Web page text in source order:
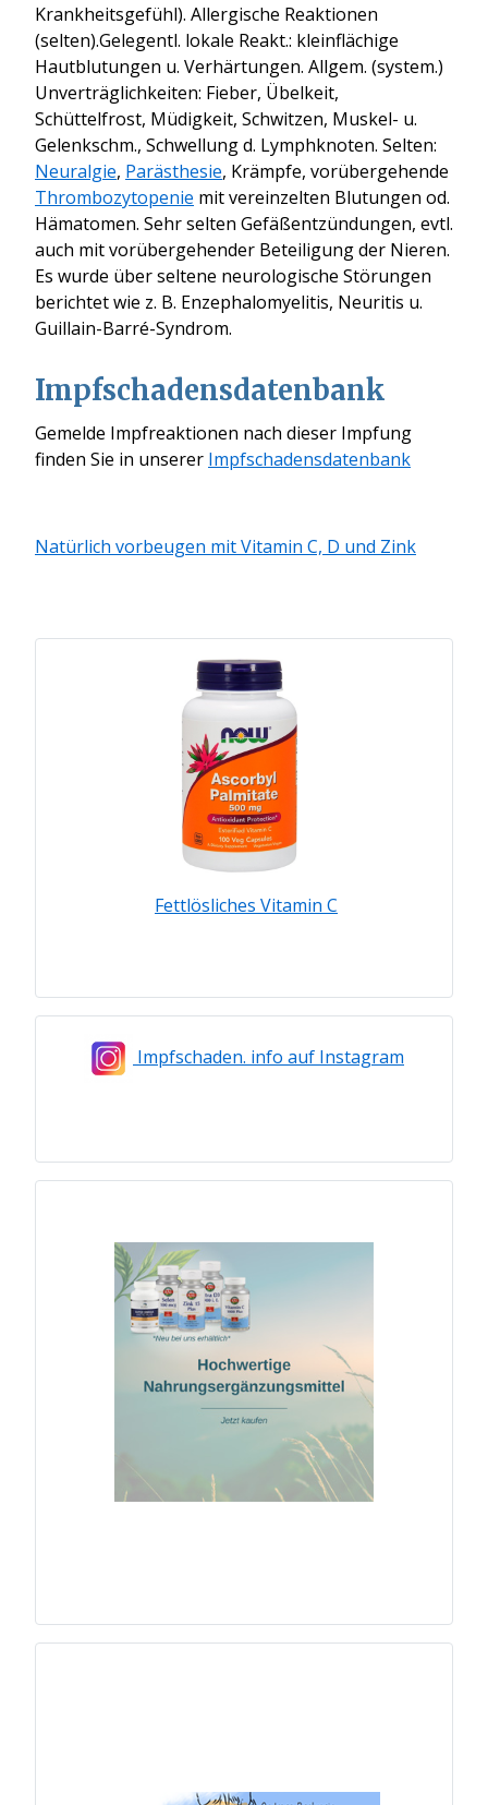
Krankheitsgefühl). Allergische Reaktionen
(selten).Gelegentl. lokale Reakt.: kleinflächige
Hautblutungen u. Verhärtungen. Allgem. (system.)
Unverträglichkeiten: Fieber, Übelkeit,
Schüttelfrost, Müdigkeit, Schwitzen, Muskel- u.
Gelenkschm., Schwellung d. Lymphknoten. Selten:
Neuralgie, Parästhesie, Krämpfe, vorübergehende
Thrombozytopenie mit vereinzelten Blutungen od.
Hämatomen. Sehr selten Gefäßentzündungen, evtl.
auch mit vorübergehender Beteiligung der Nieren.
Es wurde über seltene neurologische Störungen
berichtet wie z. B. Enzephalomyelitis, Neuritis u.
Guillain-Barré-Syndrom.
Impfschadensdatenbank
Gemelde Impfreaktionen nach dieser Impfung
finden Sie in unserer Impfschadensdatenbank
Natürlich vorbeugen mit Vitamin C, D und Zink
Fettlösliches Vitamin C
Impfschaden. info auf Instagram